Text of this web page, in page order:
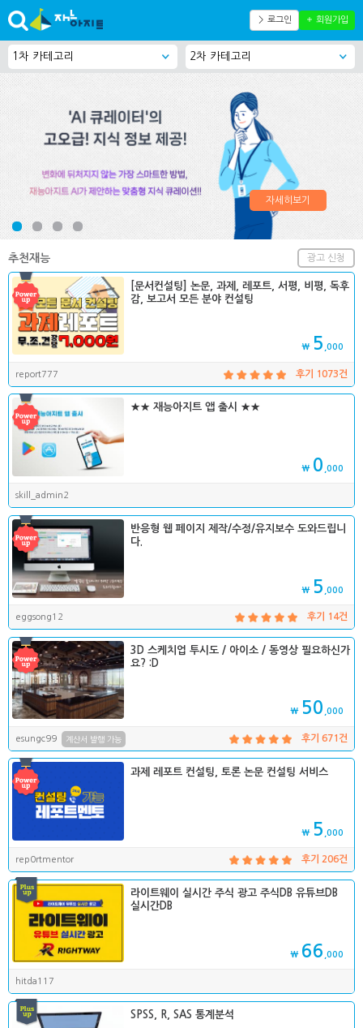
＞ 로그인 ＋ 회원가입
자세히보기
광고 신청
추천재능
[문서컨설팅] 논문, 과제, 레포트, 서평, 비평, 독후
감, 보고서 모든 분야 컨설팅
₩ 5 ,000
report777 후기 1073건
★★ 재능아지트 앱 출시 ★★
₩ 0 ,000
skill_admin2
반응형 웹 페이지 제작/수정/유지보수 도와드립니
다.
₩ 5 ,000
eggsong12 후기 14건
3D 스케치업 투시도 / 아이소 / 동영상 필요하신가
요? :D
₩ 50 ,000
esungc99 계산서 발행 가능 후기 671건
과제 레포트 컨설팅, 토론 논문 컨설팅 서비스
₩ 5 ,000
rep0rtmentor 후기 206건
라이트웨이 실시간 주식 광고 주식DB 유튜브DB
실시간DB
₩ 66 ,000
hitda117
SPSS, R, SAS 통계분석